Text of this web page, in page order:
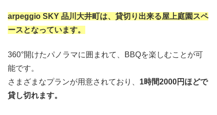
arpeggio SKY 品川大井町は、貸切り出来る屋上庭園スペ
ースとなっています。
360°開けたパノラマに囲まれて、BBQを楽しむことが可
能です。
さまざまなプランが用意されており、 1時間2000円ほどで
貸し切れます。